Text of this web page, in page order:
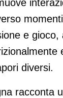
e gioco,
diversi.
racconta